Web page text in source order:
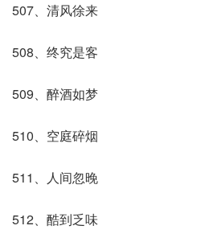
507、清风徐来
508、终究是客
509、醉酒如梦
510、空庭碎烟
511、人间忽晚
512、酷到乏味